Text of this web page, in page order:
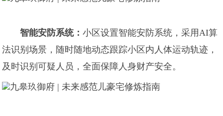
智能安防系统：小区设置智能安防系统，采用AI算
法识别场景，随时随地动态跟踪小区内人体运动轨迹，
及时识别可疑人员，全面保障人身财产安全。